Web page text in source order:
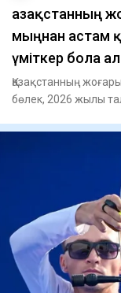
Қазақстанның
мыңнан астам
үміткер бола
Қазақстанның
бөлек, 2026 жылы